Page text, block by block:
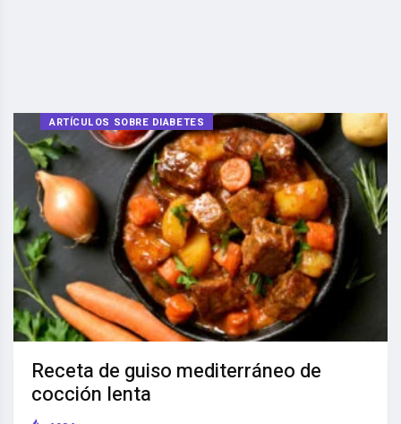
ARTÍCULOS SOBRE DIABETES
Receta de guiso mediterráneo de
cocción lenta